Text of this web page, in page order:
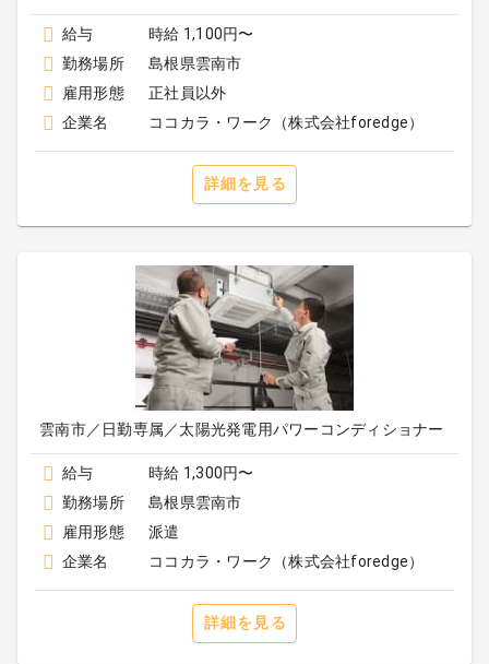
給与
時給 1,100円〜
勤務場所
島根県雲南市
雇用形態
正社員以外
企業名
ココカラ・ワーク（株式会社foredge）
詳細を見る
雲南市／日勤専属／太陽光発電用パワーコンディショナー
給与
時給 1,300円〜
勤務場所
島根県雲南市
雇用形態
派遣
企業名
ココカラ・ワーク（株式会社foredge）
詳細を見る